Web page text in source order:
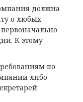
должна
о любых
К этому
по
либо